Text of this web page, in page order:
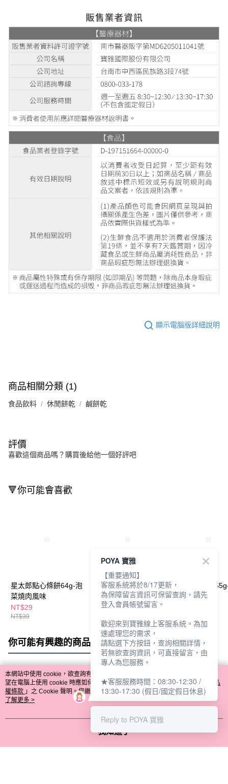
顯示電腦版詳細說明
商品相關分類 (1)
食品飲料 休閒餅乾 鹹餅乾
評價
喜歡這個商品嗎？購買後給他一個好評吧
🔻你可能會喜歡
星太郎點心條餅64g-泡
菜燒肉風味
NT$29
NT$39
星太郎點心麵65g-川味
紅油辣子麵風味
NT$29
星太郎點心麵
墨魚麵風味
你可能有興趣的商品 全站排行
熱門標籤
本網站中使用 cookie，欲查詢有關本網站使用 cookie 方式之詳情，及若您不希
望在電腦上使用 cookie 時應如何變更電腦的 cookie 設定，請參閱本網站「
隱私
權條款 」之 Cookie 聲明。您繼續使用本網站即表示您同意本公司得按本網站使
用條款之 Cookie 聲明使用 cookie。
了解更多 >
我知道了
POYA 寶雅
【重要通知】
客服系統將於8/17更新，
為保障留言資訊可保留查詢，請先
登入會員帳號留言。
歡迎來到寶雅線上客服系統。為加
速處理您的需求，
請點選下方按鈕，查詢相關詳情，
若無欲查詢資訊，可直接留言，由
專人為您服務。
★客服服務時間：08:30-12:30 /
13:30-17:30 (假日/國定假日休息)
Reply to POYA 寶雅